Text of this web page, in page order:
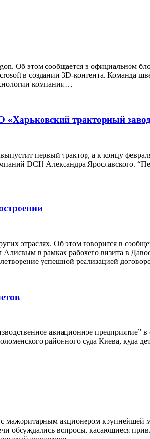
Об этом сообщается в официальном
в создании 3D-контента. Команда
компании…
«Харьковский тракторный
первый трактор, а к концу
DCH Александра Ярославского.
отраслях. Об этом говорится в
в рамках рабочего визита в
успешной реализацией
авиационное предприятие”
районного суда Киева, куда
мажоритарным акционером крупнейшей
обсуждались вопросы, касающиеся